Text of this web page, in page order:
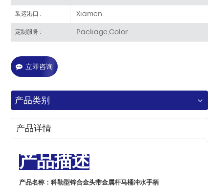
装运港口 : Xiamen
定制服务 : Package,Color
立即咨询
产品类别
产品详情
产品描述
产品名称：科勒型锌合金头带金属杆马桶冲水手柄